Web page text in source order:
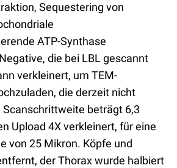
Sequestering von
ATP-Synthase
die bei LBL gescannt
verkleinert, um TEM-
die derzeit nicht
Scanschrittweite beträgt 6,3
Upload 4X verkleinert, für eine
von 25 Mikron. Köpfe und
der Thorax wurde halbiert